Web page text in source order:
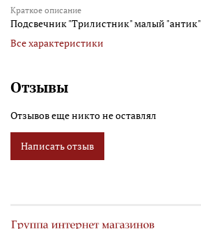
Краткое описание
Подсвечник "Трилистник" малый "антик"
Все характеристики
Отзывы
Отзывов еще никто не оставлял
Написать отзыв